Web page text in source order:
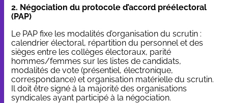
2. Négociation du protocole d’accord préélectoral
(PAP)
Le PAP fixe les modalités d’organisation du scrutin :
calendrier électoral, répartition du personnel et des
sièges entre les collèges électoraux, parité
hommes/femmes sur les listes de candidats,
modalités de vote (présentiel, électronique,
correspondance) et organisation matérielle du scrutin.
Il doit être signé à la majorité des organisations
syndicales ayant participé à la négociation.